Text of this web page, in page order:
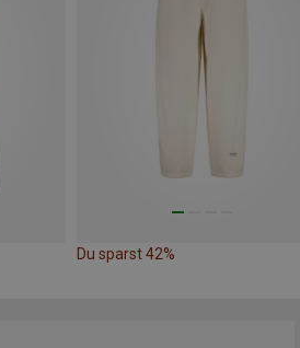
Du sparst 42%